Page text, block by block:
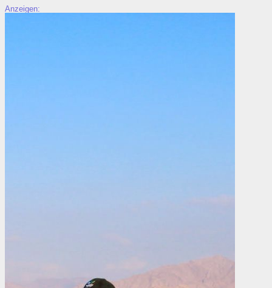
Anzeigen: